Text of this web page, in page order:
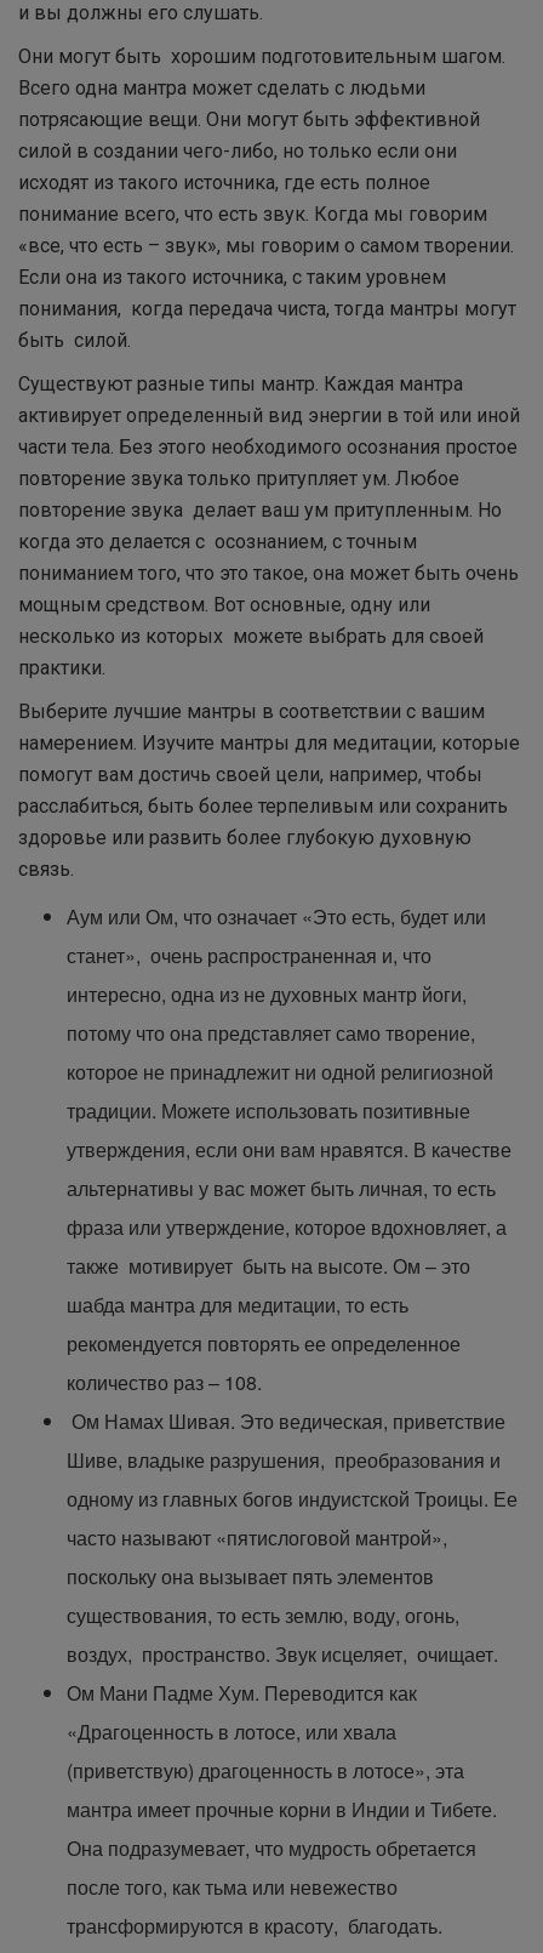
и вы должны его слушать.
Они могут быть хорошим подготовительным шагом.
Всего одна мантра может сделать с людьми
потрясающие вещи. Они могут быть эффективной
силой в создании чего-либо, но только если они
исходят из такого источника, где есть полное
понимание всего, что есть звук. Когда мы говорим
«все, что есть – звук», мы говорим о самом творении.
Если она из такого источника, с таким уровнем
понимания, когда передача чиста, тогда мантры могут
быть силой.
Существуют разные типы мантр. Каждая мантра
активирует определенный вид энергии в той или иной
части тела. Без этого необходимого осознания простое
повторение звука только притупляет ум. Любое
повторение звука делает ваш ум притупленным. Но
когда это делается с осознанием, с точным
пониманием того, что это такое, она может быть очень
мощным средством. Вот основные, одну или
несколько из которых можете выбрать для своей
практики.
Выберите лучшие мантры в соответствии с вашим
намерением. Изучите мантры для медитации, которые
помогут вам достичь своей цели, например, чтобы
расслабиться, быть более терпеливым или сохранить
здоровье или развить более глубокую духовную
связь.
Аум или Ом, что означает «Это есть, будет или
станет», очень распространенная и, что
интересно, одна из не духовных мантр йоги,
потому что она представляет само творение,
которое не принадлежит ни одной религиозной
традиции. Можете использовать позитивные
утверждения, если они вам нравятся. В качестве
альтернативы у вас может быть личная, то есть
фраза или утверждение, которое вдохновляет, а
также мотивирует быть на высоте. Ом – это
шабда мантра для медитации, то есть
рекомендуется повторять ее определенное
количество раз – 108.
Ом Намах Шивая. Это ведическая, приветствие
Шиве, владыке разрушения, преобразования и
одному из главных богов индуистской Троицы. Ее
часто называют «пятислоговой мантрой»,
поскольку она вызывает пять элементов
существования, то есть землю, воду, огонь,
воздух, пространство. Звук исцеляет, очищает.
Ом Мани Падме Хум. Переводится как
«Драгоценность в лотосе, или хвала
(приветствую) драгоценность в лотосе», эта
мантра имеет прочные корни в Индии и Тибете.
Она подразумевает, что мудрость обретается
после того, как тьма или невежество
трансформируются в красоту, благодать.